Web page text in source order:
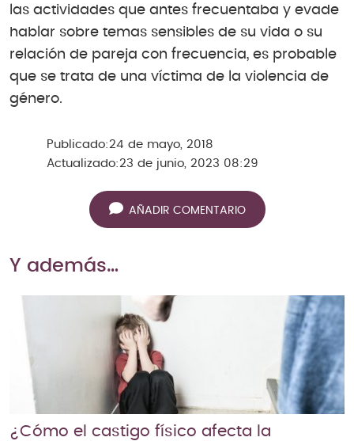
las actividades que antes frecuentaba y evade
hablar sobre temas sensibles de su vida o su
relación de pareja con frecuencia, es probable
que se trata de una víctima de la violencia de
género.
Publicado:24 de mayo, 2018
Actualizado:23 de junio, 2023 08:29
AÑADIR COMENTARIO
Y además…
¿Cómo el castigo físico afecta la